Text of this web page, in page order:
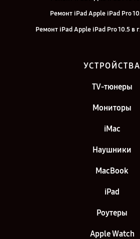
Ремонт iPad Apple iPad Pro
Ремонт iPad Apple iPad Pro 10.5 в
УСТРОЙСТВА
TV-тюнеры
Мониторы
iMac
Наушники
MacBook
iPad
Роутеры
Apple Watch